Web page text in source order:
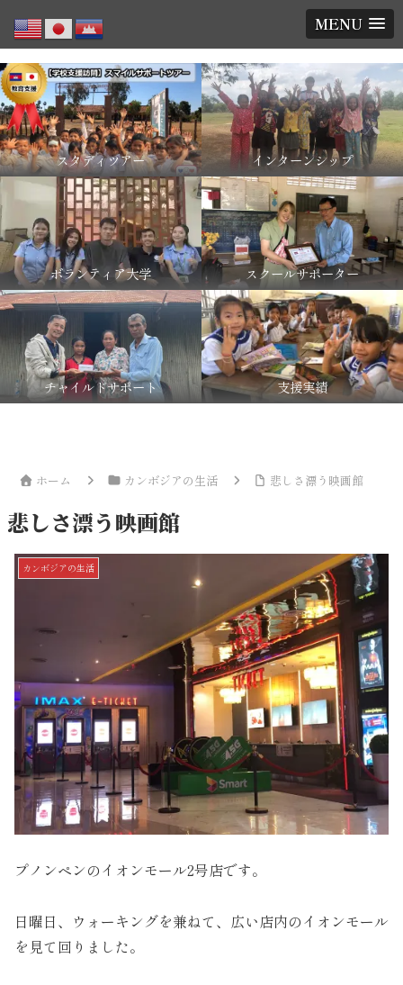
MENU
スタディツアー インターンシップ
ボランティア大学 スクールサポーター
チャイルドサポート 支援実績
ホーム カンボジアの生活 悲しさ漂う映画館
悲しさ漂う映画館
カンボジアの生活
プノンペンのイオンモール2号店です。
日曜日、ウォーキングを兼ねて、広い店内のイオンモール
を見て回りました。